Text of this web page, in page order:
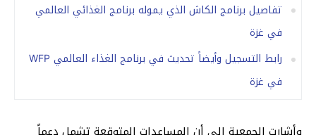
تفاصيل برنامج الكاش الذي يموله برنامج الغذائي العالمي
في غزة
رابط التسجيل وأيضاً تحديث في برنامج الغذاء العالمي WFP
في غزة